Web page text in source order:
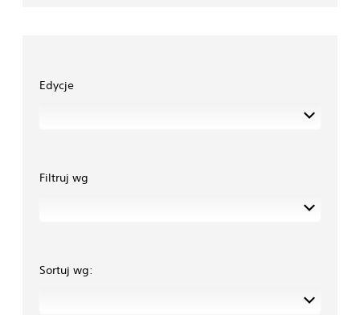
Edycje
Filtruj wg
Sortuj wg: